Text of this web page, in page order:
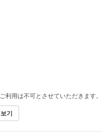
利用は不可とさせていただきます。
기